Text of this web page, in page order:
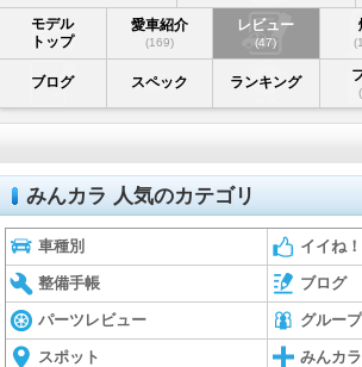
モデル
トップ
愛車紹介
(169)
レビュー
(47)
ブログ スペック ランキング
みんカラ 人気のカテゴリ
車種別 イイね！
整備手帳 ブログ
パーツレビュー グループ
スポット みんカ